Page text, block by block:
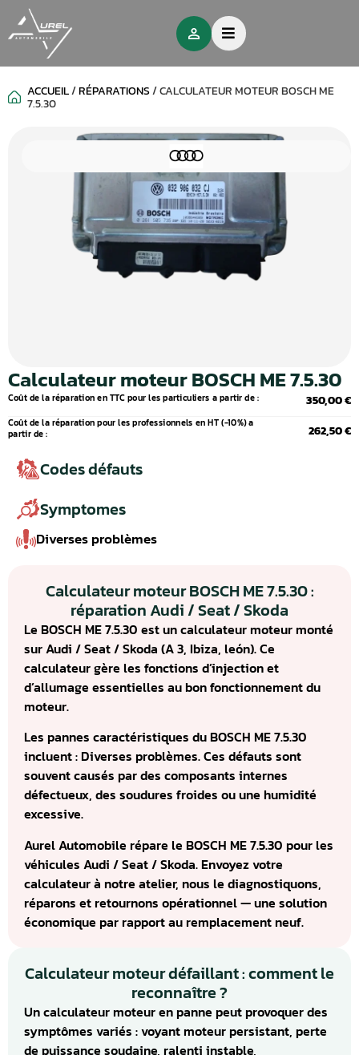
ACCUEIL/RÉPARATIONS/CALCULATEUR MOTEUR BOSCH ME
7.5.30
Calculateur moteur BOSCH ME 7.5.30
Coût de la réparation en TTC pour les particuliers a partir de : 350,00 €
Coût de la réparation pour les professionnels en HT (-10%) a
partir de :
262,50 €
Codes défauts
Symptomes
Diverses problèmes
Calculateur moteur BOSCH ME 7.5.30 :
réparation Audi / Seat / Skoda
Le BOSCH ME 7.5.30 est un calculateur moteur monté
sur Audi / Seat / Skoda (A 3, Ibiza, león). Ce
calculateur gère les fonctions d’injection et
d’allumage essentielles au bon fonctionnement du
moteur.
Les pannes caractéristiques du BOSCH ME 7.5.30
incluent : Diverses problèmes. Ces défauts sont
souvent causés par des composants internes
défectueux, des soudures froides ou une humidité
excessive.
Aurel Automobile répare le BOSCH ME 7.5.30 pour les
véhicules Audi / Seat / Skoda. Envoyez votre
calculateur à notre atelier, nous le diagnostiquons,
réparons et retournons opérationnel — une solution
économique par rapport au remplacement neuf.
Calculateur moteur défaillant : comment le
reconnaître ?
Un calculateur moteur en panne peut provoquer des
symptômes variés : voyant moteur persistant, perte
de puissance soudaine, ralenti instable,